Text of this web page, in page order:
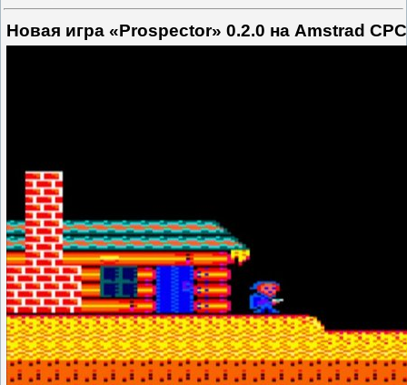
Новая игра «Prospector» 0.2.0 на Amstrad CPC